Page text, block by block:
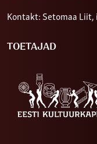
Kontakt: Setomaa Liit,
TOETAJAD